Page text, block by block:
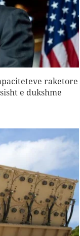
raketore
e dukshme